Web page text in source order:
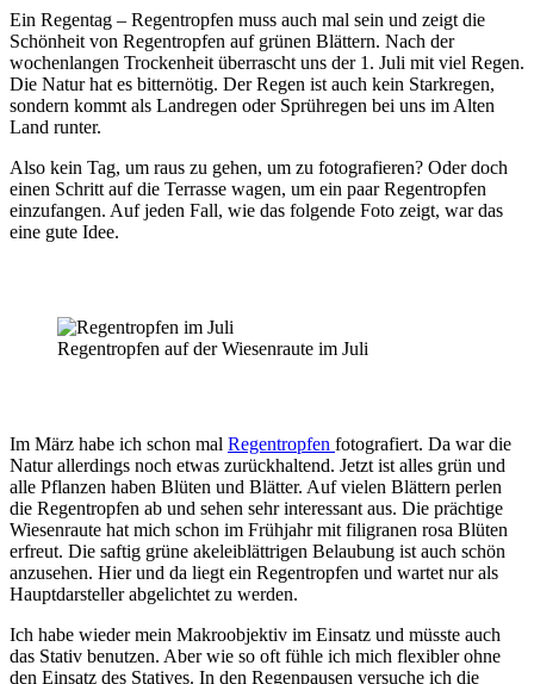
Ein Regentag – Regentropfen muss auch mal sein und zeigt die
Schönheit von Regentropfen auf grünen Blättern. Nach der
wochenlangen Trockenheit überrascht uns der 1. Juli mit viel Regen.
Die Natur hat es bitternötig. Der Regen ist auch kein Starkregen,
sondern kommt als Landregen oder Sprühregen bei uns im Alten
Land runter.
Also kein Tag, um raus zu gehen, um zu fotografieren? Oder doch
einen Schritt auf die Terrasse wagen, um ein paar Regentropfen
einzufangen. Auf jeden Fall, wie das folgende Foto zeigt, war das
eine gute Idee.
Regentropfen auf der Wiesenraute im Juli
Im März habe ich schon mal Regentropfen fotografiert. Da war die
Natur allerdings noch etwas zurückhaltend. Jetzt ist alles grün und
alle Pflanzen haben Blüten und Blätter. Auf vielen Blättern perlen
die Regentropfen ab und sehen sehr interessant aus. Die prächtige
Wiesenraute hat mich schon im Frühjahr mit filigranen rosa Blüten
erfreut. Die saftig grüne akeleiblättrigen Belaubung ist auch schön
anzusehen. Hier und da liegt ein Regentropfen und wartet nur als
Hauptdarsteller abgelichtet zu werden.
Ich habe wieder mein Makroobjektiv im Einsatz und müsste auch
das Stativ benutzen. Aber wie so oft fühle ich mich flexibler ohne
den Einsatz des Statives. In den Regenpausen versuche ich die